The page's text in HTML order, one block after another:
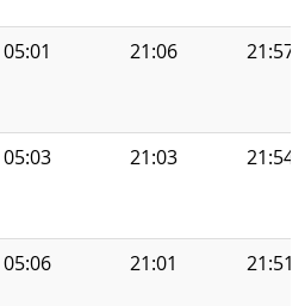
05:01 21:06 21:57
05:03 21:03 21:54
05:06 21:01 21:51